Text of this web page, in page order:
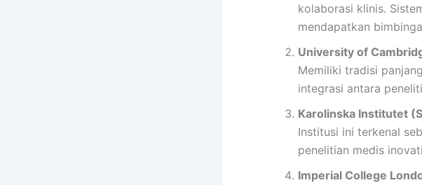
kolaborasi klinis.
mendapatkan
University of
Memiliki tradisi
integrasi antara
Karolinska Institutet
Institusi ini terkenal
penelitian medis
Imperial College